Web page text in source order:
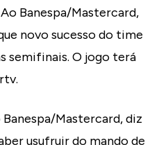
Banespa/Mastercard,
novo sucesso do time
semifinais. O jogo terá
Mastercard, diz
usufruir do mando de